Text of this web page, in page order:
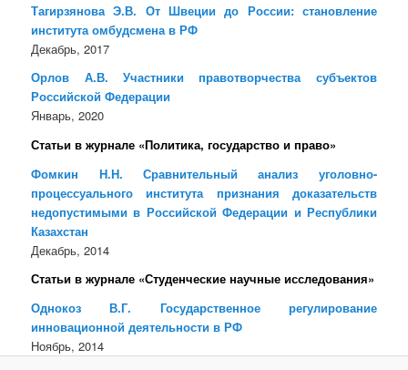
Тагирзянова Э.В. От Швеции до России: становление
института омбудсмена в РФ
Декабрь, 2017
Орлов А.В. Участники правотворчества субъектов
Российской Федерации
Январь, 2020
Статьи в журнале «Политика, государство и право»
Фомкин Н.Н. Сравнительный анализ уголовно-
процессуального института признания доказательств
недопустимыми в Российской Федерации и Республики
Казахстан
Декабрь, 2014
Статьи в журнале «Студенческие научные исследования»
Однокоз В.Г. Государственное регулирование
инновационной деятельности в РФ
Ноябрь, 2014